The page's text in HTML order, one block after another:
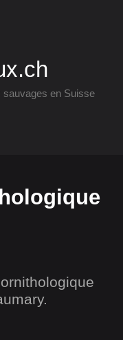
sauvages en Suisse